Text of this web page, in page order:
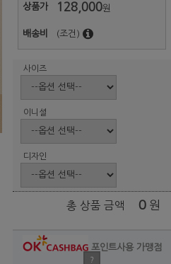
상품가 128,000원
배송비 (조건)
사이즈
이니셜
디자인
총 상품 금액 0 원
포인트사용 가맹점
?